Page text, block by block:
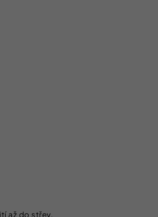
až do střev.